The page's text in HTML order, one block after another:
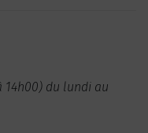
14h00) du lundi au